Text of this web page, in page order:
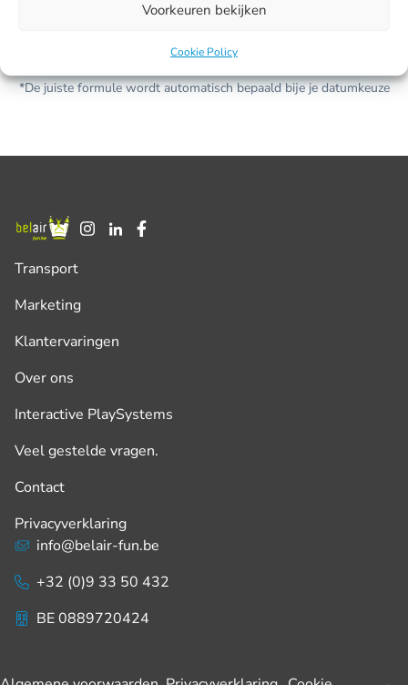
Voorkeuren bekijken
Cookie Policy
*De juiste formule wordt automatisch bepaald bije je datumkeuze
Transport
Marketing
Klantervaringen
Over ons
Interactive PlaySystems
Veel gestelde vragen.
Contact
Privacyverklaring
info@belair-fun.be
+32 (0)9 33 50 432
BE 0889720424